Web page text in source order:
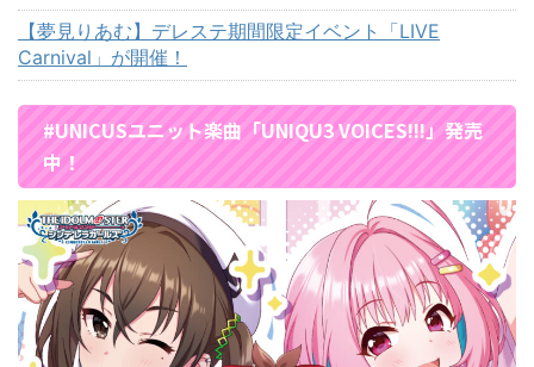
【夢見りあむ】デレステ期間限定イベント「LIVE
Carnival」が開催！
#UNICUSユニット楽曲「UNIQU3 VOICES!!!」発売
中！